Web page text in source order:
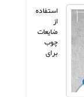
استفاده
از
ضایعات
چوب
برای